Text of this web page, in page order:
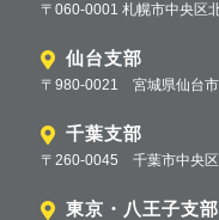
〒060-0001 札幌市中央区
仙台支部
〒980-0021 宮城県仙台
千葉支部
〒260-0045 千葉市中央
東京・八王子支部